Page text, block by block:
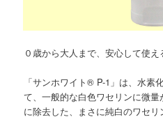
０歳から大人まで、安心して使え
「サンホワイト® P-1」は、水素
て、一般的な白色ワセリンに微
に除去した、まさに純白のワセリ